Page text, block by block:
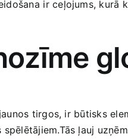
⁢ir ceļojums,
tirgos, ir būtisks
ļauj